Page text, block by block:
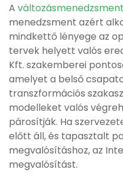
A változásmenedzsment
menedzsment azért
mindkettő lényege az
tervek helyett valós
Kft. szakemberei
amelyet a belső
transzformációs
modelleket valós
párosítják. Ha
előtt áll, és tapasztalt
megvalósításhoz, az
megvalósítást.